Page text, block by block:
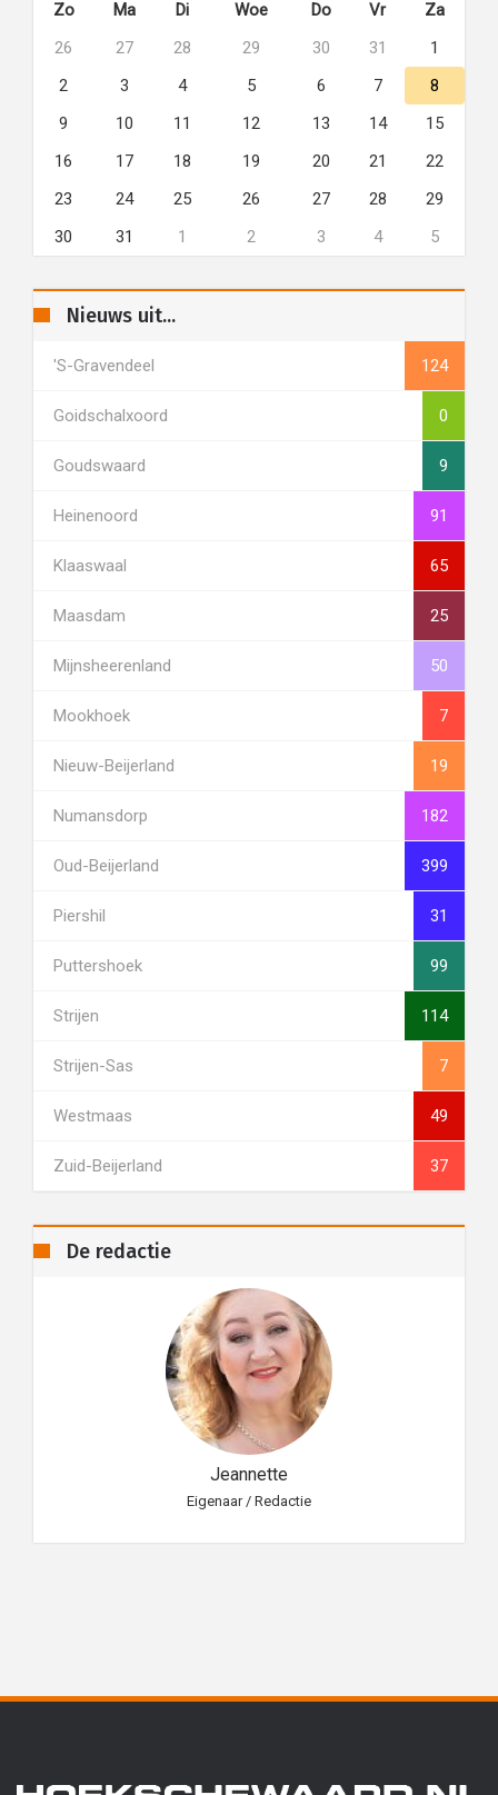
Zo Ma Di Woe Do Vr
Za
26
27 28 29 30 31
1
2
3 4 5 6 7
8
9
10 11 12 13 14
15
16
17 18 19 20 21
22
23
24 25 26 27 28
29
30
31 1 2 3 4 5
Nieuws uit...
's-Gravendeel 124
Goidschalxoord 0
Goudswaard 9
Heinenoord 91
Klaaswaal 65
Maasdam 25
Mijnsheerenland 50
Mookhoek 7
Nieuw-Beijerland 19
Numansdorp 182
Oud-Beijerland 399
Piershil 31
Puttershoek 99
Strijen 114
Strijen-Sas 7
Westmaas 49
Zuid-Beijerland 37
De redactie
Jeannette
Eigenaar / Redactie